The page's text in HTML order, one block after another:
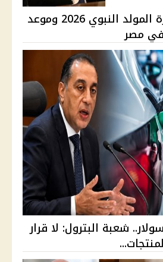
موقف ترحيل إجازة المولد النبوي 2026 وموعد
في مصر
شعبة البترول: لا قرار